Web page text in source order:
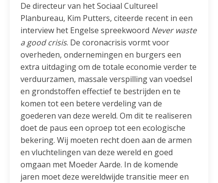
De directeur van het Sociaal Cultureel
Planbureau, Kim Putters, citeerde recent in een
interview het Engelse spreekwoord Never waste
a good crisis. De coronacrisis vormt voor
overheden, ondernemingen en burgers een
extra uitdaging om de totale economie verder te
verduurzamen, massale verspilling van voedsel
en grondstoffen effectief te bestrijden en te
komen tot een betere verdeling van de
goederen van deze wereld. Om dit te realiseren
doet de paus een oproep tot een ecologische
bekering. Wij moeten recht doen aan de armen
en vluchtelingen van deze wereld en goed
omgaan met Moeder Aarde. In de komende
jaren moet deze wereldwijde transitie meer en